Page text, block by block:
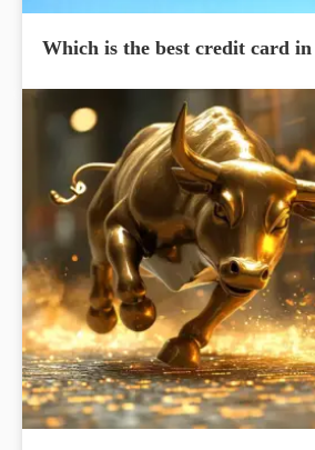
Which is the best credit card